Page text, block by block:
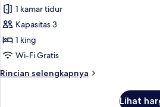
sudut
(View)
Vila,
1
kamar
tidur,
(View)
1 kamar tidur
Kapasitas 3
1 king
Wi-Fi Gratis
Rincian selengkapnya
Rincian
Lihat